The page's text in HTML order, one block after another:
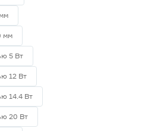
мм
5 Вт
12 Вт
14.4 Вт
20 Вт